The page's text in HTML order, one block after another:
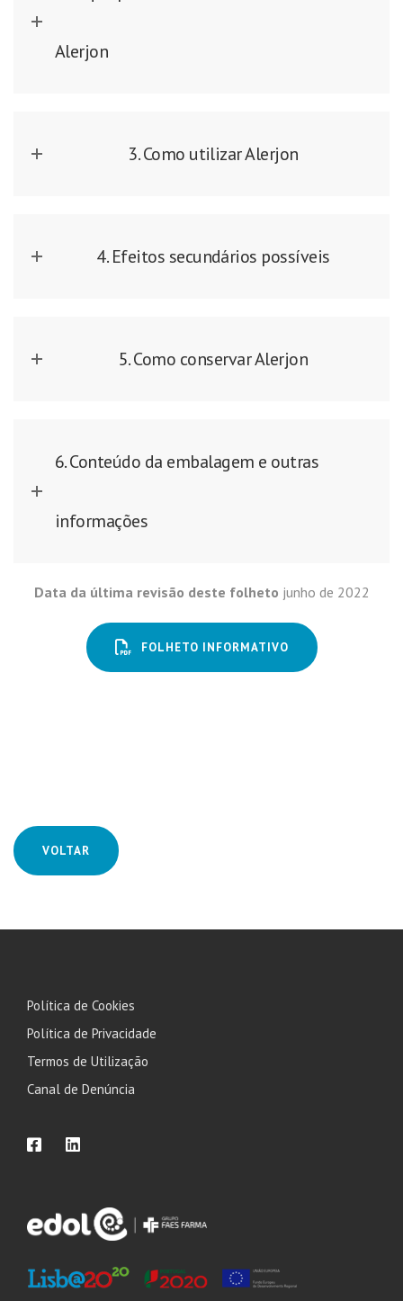
Alerjon
3. Como utilizar Alerjon
4. Efeitos secundários possíveis
5. Como conservar Alerjon
6. Conteúdo da embalagem e outras
informações
Data da última revisão deste folheto junho de 2022
FOLHETO INFORMATIVO
VOLTAR
Política de Cookies
Política de Privacidade
Termos de Utilização
Canal de Denúncia